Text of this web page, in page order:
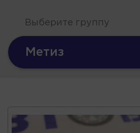
Выберите группу
Метиз